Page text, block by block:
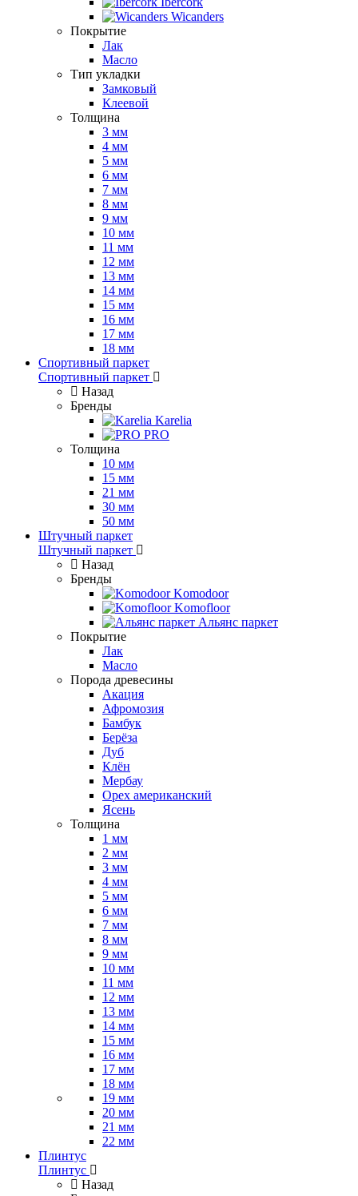
Wicanders
Покрытие
Лак
Масло
Тип укладки
Замковый
Клеевой
Толщина
3 мм
4 мм
5 мм
6 мм
7 мм
8 мм
9 мм
10 мм
11 мм
12 мм
13 мм
14 мм
15 мм
16 мм
17 мм
18 мм
Спортивный паркет
Спортивный паркет
Назад
Бренды
Karelia
PRO
Толщина
10 мм
15 мм
21 мм
30 мм
50 мм
Штучный паркет
Штучный паркет
Назад
Бренды
Komodoor
Komofloor
Альянс паркет
Покрытие
Лак
Масло
Порода древесины
Акация
Афромозия
Бамбук
Берёза
Дуб
Клён
Мербау
Орех американский
Ясень
Толщина
1 мм
2 мм
3 мм
4 мм
5 мм
6 мм
7 мм
8 мм
9 мм
10 мм
11 мм
12 мм
13 мм
14 мм
15 мм
16 мм
17 мм
18 мм
19 мм
20 мм
21 мм
22 мм
Плинтус
Плинтус
Назад